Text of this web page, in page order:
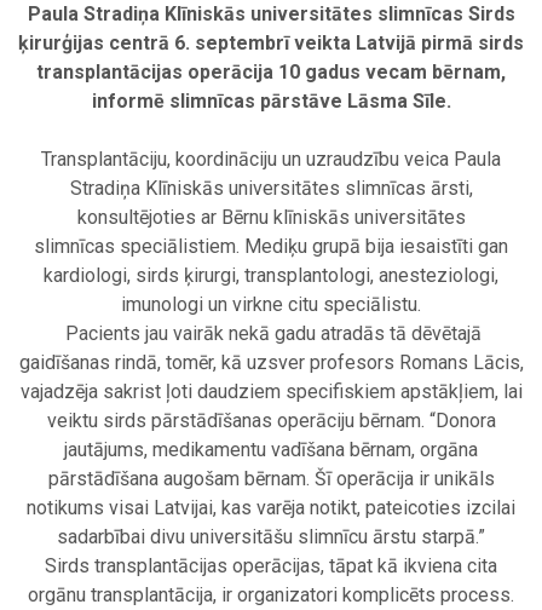
Paula Stradiņa Klīniskās universitātes slimnīcas Sirds
ķirurģijas centrā 6. septembrī veikta Latvijā pirmā sirds
transplantācijas operācija 10 gadus vecam bērnam,
informē slimnīcas pārstāve Lāsma Sīle.
Transplantāciju, koordināciju un uzraudzību veica Paula
Stradiņa Klīniskās universitātes slimnīcas ārsti,
konsultējoties ar Bērnu klīniskās universitātes
slimnīcas speciālistiem. Mediķu grupā bija iesaistīti gan
kardiologi, sirds ķirurgi, transplantologi, anesteziologi,
imunologi un virkne citu speciālistu.
Pacients jau vairāk nekā gadu atradās tā dēvētajā
gaidīšanas rindā, tomēr, kā uzsver profesors Romans Lācis,
vajadzēja sakrist ļoti daudziem specifiskiem apstākļiem, lai
veiktu sirds pārstādīšanas operāciju bērnam. “Donora
jautājums, medikamentu vadīšana bērnam, orgāna
pārstādīšana augošam bērnam. Šī operācija ir unikāls
notikums visai Latvijai, kas varēja notikt, pateicoties izcilai
sadarbībai divu universitāšu slimnīcu ārstu starpā.”
Sirds transplantācijas operācijas, tāpat kā ikviena cita
orgānu transplantācija, ir organizatori komplicēts process.